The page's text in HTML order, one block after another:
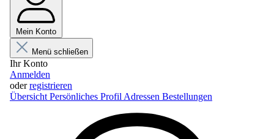
Mein Konto
Menü schließen
Ihr Konto
Anmelden
oderregistrieren
Übersicht Persönliches Profil Adressen Bestellungen